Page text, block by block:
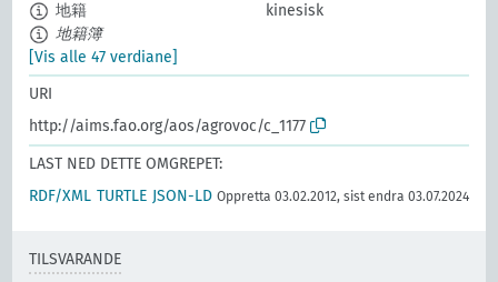
地籍
kinesisk
地籍簿
[Vis alle 47 verdiane]
URI
http://aims.fao.org/aos/agrovoc/c_1177
LAST NED DETTE OMGREPET:
RDF/XML TURTLE JSON-LD Oppretta 03.02.2012, sist endra 03.07.2024
TILSVARANDE